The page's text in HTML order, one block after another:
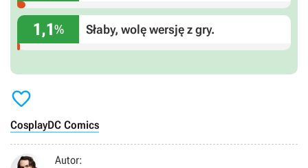
1,1% Słaby, wolę wersję z gry.

CosplayDC Comics
Autor: